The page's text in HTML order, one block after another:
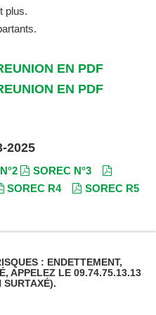
plus.
EN PDF
EN PDF
2025
SOREC N°3
SOREC R4
SOREC R5
: ENDETTEMENT,
APPELEZ LE 09.74.75.13.13
SURTAXÉ).